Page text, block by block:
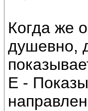
Когда же
душевно,
Е -